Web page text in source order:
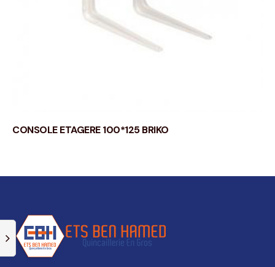
CONSOLE ETAGERE 100*125 BRIKO